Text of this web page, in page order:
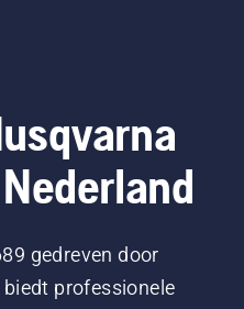
gedreven door
professionele